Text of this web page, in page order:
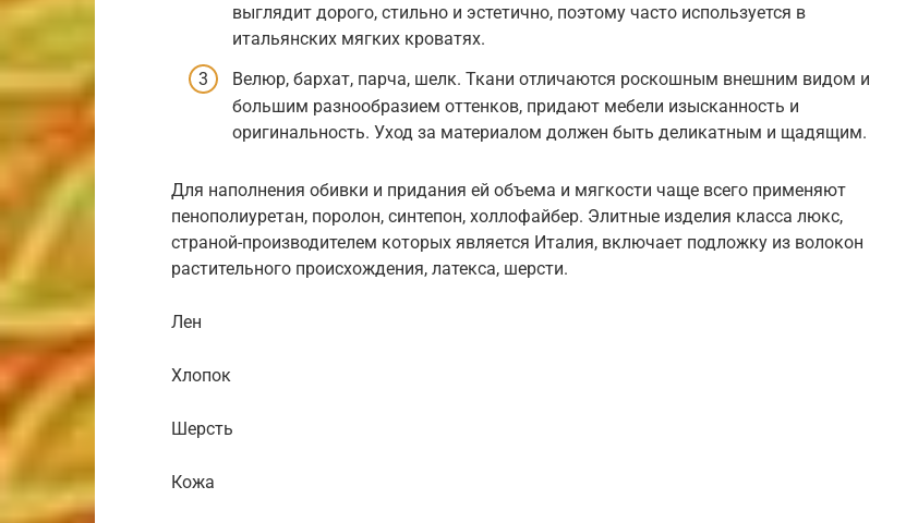
выглядит дорого, стильно и эстетично, поэтому часто используется в
итальянских мягких кроватях.
Велюр, бархат, парча, шелк. Ткани отличаются роскошным внешним видом и
большим разнообразием оттенков, придают мебели изысканность и
оригинальность. Уход за материалом должен быть деликатным и щадящим.
Для наполнения обивки и придания ей объема и мягкости чаще всего применяют
пенополиуретан, поролон, синтепон, холлофайбер. Элитные изделия класса люкс,
страной-производителем которых является Италия, включает подложку из волокон
растительного происхождения, латекса, шерсти.
Лен
Хлопок
Шерсть
Кожа